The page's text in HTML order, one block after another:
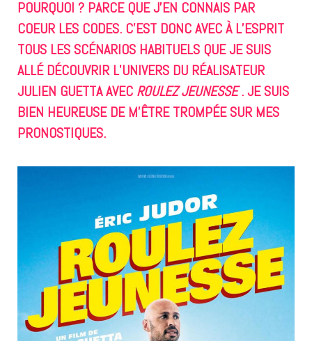
POURQUOI ? PARCE QUE J’EN CONNAIS PAR
COEUR LES CODES. C’EST DONC AVEC À L’ESPRIT
TOUS LES SCÉNARIOS HABITUELS QUE JE SUIS
ALLÉ DÉCOUVRIR L’UNIVERS DU RÉALISATEUR
JULIEN GUETTA AVEC ROULEZ JEUNESSE. JE SUIS
BIEN HEUREUSE DE M’ÊTRE TROMPÉE SUR MES
PRONOSTIQUES.